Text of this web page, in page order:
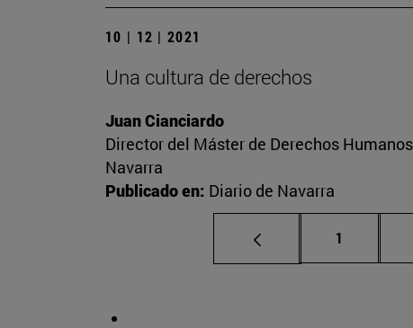
10 | 12 | 2021
Una cultura de derechos
Juan Cianciardo
Director del Máster de Derechos
Navarra
Publicado en: Diario de Navarra
Página
1